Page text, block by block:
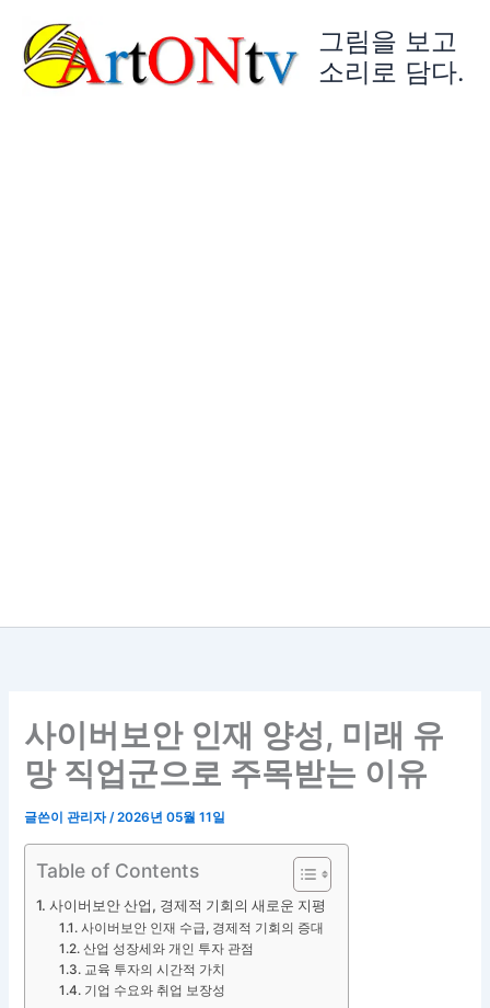
그림을 보고
소리로 담다.
사이버보안 인재 양성, 미래 유
망 직업군으로 주목받는 이유
글쓴이관리자/2026년 05월 11일
Table of Contents
사이버보안 산업, 경제적 기회의 새로운 지평
사이버보안 인재 수급, 경제적 기회의 증대
산업 성장세와 개인 투자 관점
교육 투자의 시간적 가치
기업 수요와 취업 보장성